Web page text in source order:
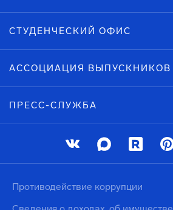
СТУДЕНЧЕСКИЙ ОФИС
АССОЦИАЦИЯ ВЫПУСКНИКОВ
ПРЕСС-СЛУЖБА
Противодействие коррупции